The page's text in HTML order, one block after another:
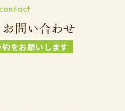
contact
問い合わせ
をお願いします